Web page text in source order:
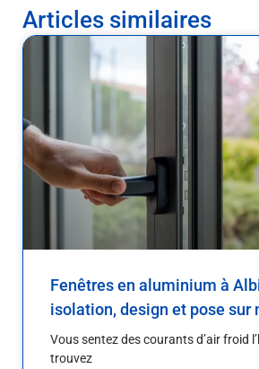
Articles similaires
Fenêtres en aluminium à
isolation, design et pose sur
Vous sentez des courants d’air froid
trouvez